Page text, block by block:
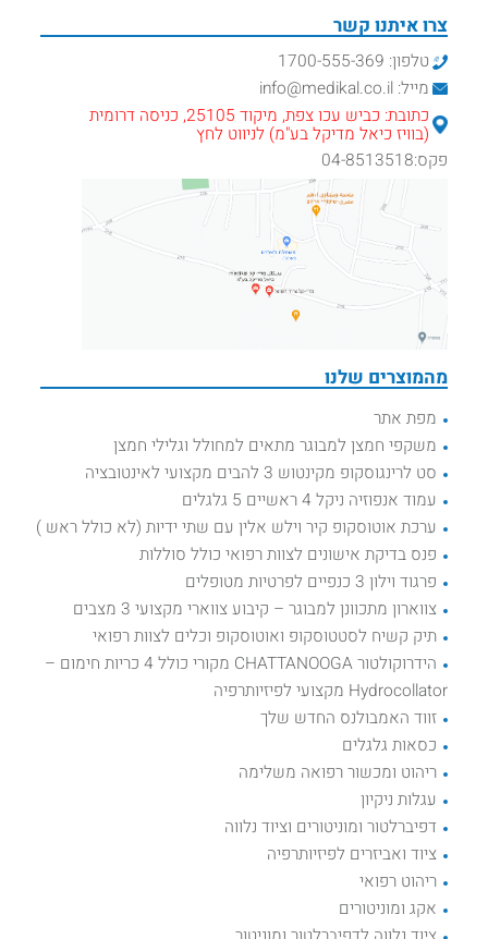
מהמוצרים שלנו
מפת אתר
משקפי חמצן למבוגר מתאים למחולל וגלילי חמצן
סט לרינגוסקופ מקינטוש 3 להבים מקצועי לאינטובציה
עמוד אנפוזיה ניקל 4 ראשיים 5 גלגלים
ערכת אוטוסקופ קיר וילש אלין עם שתי ידיות (לא כולל ראש )
פנס בדיקת אישונים לצוות רפואי כולל סוללות
פרגוד וילון 3 כנפיים לפרטיות מטופלים
צווארון מתכוונן למבוגר – קיבוע צווארי מקצועי 3 מצבים
תיק קשיח לסטטוסקופ ואוטוסקופ וכלים לצוות רפואי
הידרוקולטור CHATTANOOGA מקורי כולל 4 כריות חימום –
Hydrocollator מקצועי לפיזיותרפיה
זווד האמבולנס החדש שלך
כסאות גלגלים
ריהוט ומכשור רפואה משלימה
עגלות ניקיון
דפיברלטור ומוניטורים וציוד נלווה
ציוד ואביזרים לפיזיותרפיה
ריהוט רפואי
אקג ומוניטורים
צרו איתנו קשר
טלפון: 1700-555-369
מייל: info@medikal.co.il
כתובת: כביש עכו צפת, מיקוד 25105, כניסה דרומית
(בוויז כיאל מדיקל בע"מ) לניווט לחץ
פקס:04-8513518